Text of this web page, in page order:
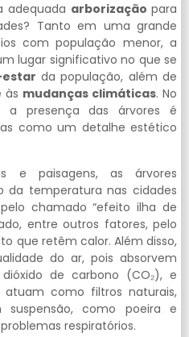
adequada arborizaçãopara
Tanto em uma grande
com população menor, a
lugar significativo no que se
da população, além de
às mudanças climáticas. No
a presença das árvores é
como um detalhe estético
e paisagens, as árvores
da temperatura nas cidades
chamado “efeito ilha de
entre outros fatores, pelo
que retêm calor. Além disso,
do ar, pois absorvem
de carbono (CO₂), e
atuam como filtros naturais,
suspensão, como poeira e
respiratórios.